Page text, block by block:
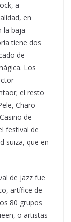
a
en
la baja
tiene dos
de
Los
el resto
Charo
de
festival de
suiza, que en
de jazz fue
artífice de
80 grupos
o artistas